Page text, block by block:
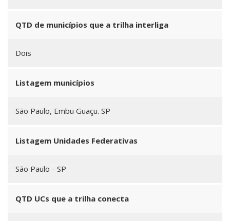
QTD de municípios que a trilha interliga
Dois
Listagem municípios
São Paulo, Embu Guaçu. SP
Listagem Unidades Federativas
São Paulo - SP
QTD UCs que a trilha conecta